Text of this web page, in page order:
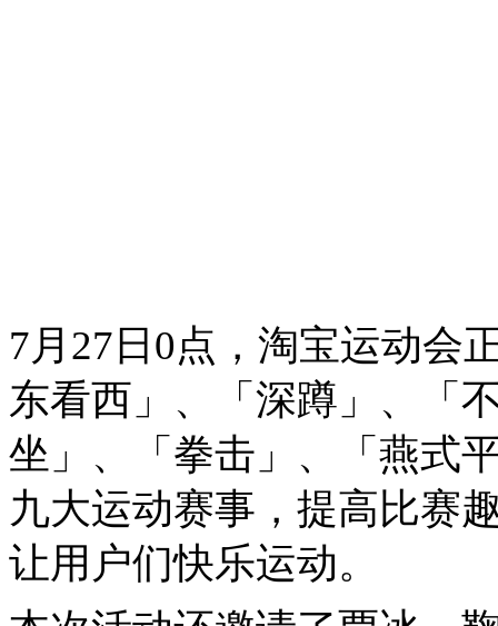
7月27日0点，淘宝运动会
东看西」、「深蹲」、「
坐」、「拳击」、「燕式
九大运动赛事，提高比赛
让用户们快乐运动。